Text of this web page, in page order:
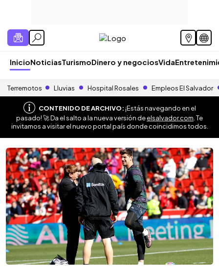
InicioNoticiasTurismoDinero y negociosVida
Terremotos Lluvias Hospital Rosales Empleos El Salvador
CONTENIDO DE ARCHIVO:¡Estás navegando en el
pasado! 🚀 Da el salto a la nueva versión deelsalvador.com . Te
invitamos a visitar el nuevo portal país donde coincidimos todos.